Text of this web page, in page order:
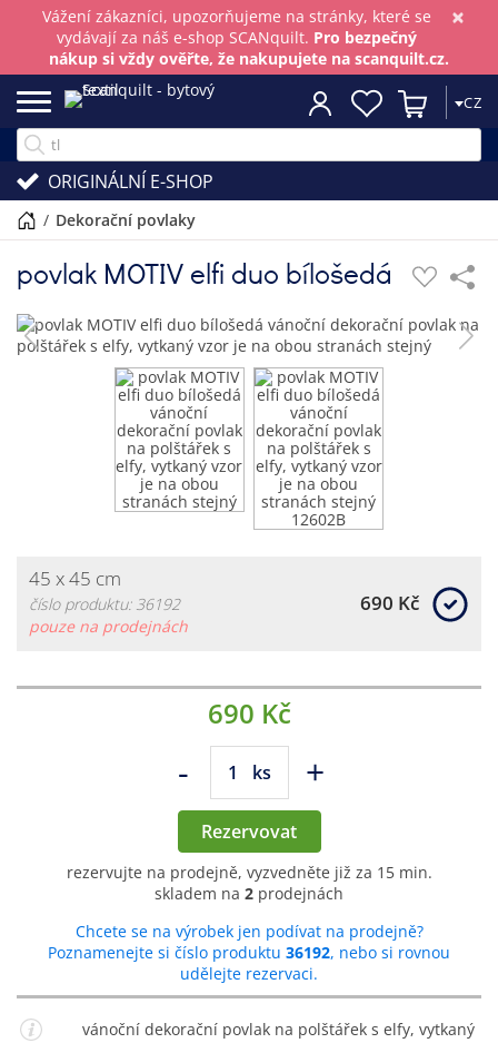
×
Vážení zákazníci, upozorňujeme na stránky, které se
vydávají za náš e-shop SCANquilt. Pro bezpečný
nákup si vždy ověřte, že nakupujete na scanquilt.cz.
CZ
ORIGINÁLNÍ E-SHOP
/ dekorační povlaky
povlak MOTIV elfi duo bílošedá
45 x 45 cm
číslo produktu: 36192
pouze na prodejnách
690 Kč
690 Kč
- ks +
Rezervovat
rezervujte na prodejně, vyzvedněte již za 15 min.
skladem na 2 prodejnách
Chcete se na výrobek jen podívat na prodejně?
Poznamenejte si číslo produktu 36192, nebo si rovnou
udělejte rezervaci.
vánoční dekorační povlak na polštářek s elfy, vytkaný